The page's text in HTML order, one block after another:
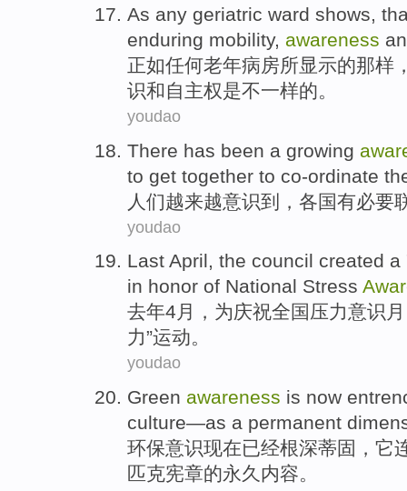
As any geriatric ward shows,
enduring mobility, awareness
正如任何老年病房所显示的那样
识和 自主权是不一样的。
youdao
There has been a growing
to get together to co-ordinate
人们越来越意识到 ， 各国有必要
youdao
Last April, the council created a
in honor of National Stress
去年4月 ， 为庆祝全国 压力意识
力”运动。
youdao
Green awareness is now
culture—as a permanent
环保意识现在已经根深蒂固，它
匹克宪章的永久 内容。